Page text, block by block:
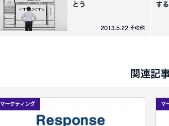
とう
2013.5.22 その他
す
関連記
マーケティング マ